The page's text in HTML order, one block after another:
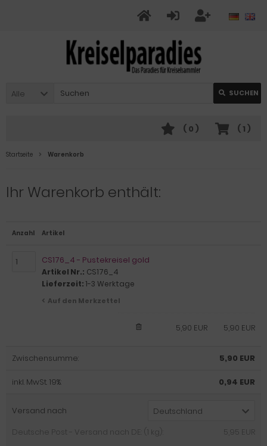
Alle SUCHEN
( 1 )
( 0 )
Startseite Warenkorb
Ihr Warenkorb enthält:
Anzahl Artikel
CS176_4 - Pustekreisel gold
Artikel Nr.: CS176_4
Lieferzeit: 1-3 Werktage
Auf den Merkzettel
5,90 EUR
5,90 EUR
Zwischensumme: 5,90 EUR
inkl. MwSt. 19%: 0,94 EUR
Versand nach
Deutschland
Deutsche Post - Versand nach DE: (1 kg):
5,95 EUR